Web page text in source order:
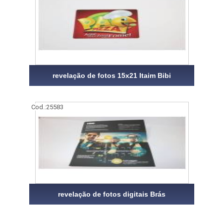
revelação de fotos 15x21 Itaim Bibi
Cod.:25583
revelação de fotos digitais Brás